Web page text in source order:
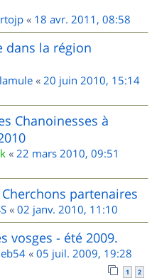
« 18 avr. 2011, 08:58
dans la région
« 20 juin 2010, 15:14
Chanoinesses à
« 22 mars 2010, 09:51
partenaires
« 02 janv. 2010, 11:10
vosges - été 2009.
« 05 juil. 2009, 19:28
1 2